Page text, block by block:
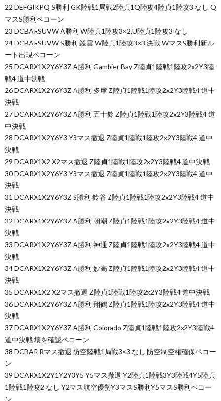
22 DEFGIKPQ S勝利 GK陸戦1局戦2陸貞1Q陸攻4陸貞1陸攻3 なし Q
マスS勝利ペコーン
23 DCBARSUVW A勝利 W陸貞1陸攻3×2,U陸貞1陸攻3 なし
24 DCBARSUVW S勝利 叢雲 W陸貞1陸攻3×3 決戦 WマスS勝利新ル
ート出現ペコーン
25 DCARX1X2Y6Y3Z A勝利 Gambier Bay Z陸貞1陸戦1陸攻2x2Y3陸
戦4 道中決戦
26 DCARX1X2Y6Y3Z A勝利 多摩 Z陸貞1陸戦1陸攻2x2Y3陸戦4 道中
決戦
27 DCARX1X2Y6Y3Z A勝利 五十鈴 Z陸貞1陸戦1陸攻2x2Y3陸戦4 道
中決戦
28 DCARX1X2Y6Y3 Y3マス撤退 Z陸貞1陸戦1陸攻2x2Y3陸戦4 道中
決戦
29 DCARX1X2 X2マス撤退 Z陸貞1陸戦1陸攻2x2Y3陸戦4 道中決戦
30 DCARX1X2Y6Y3 Y3マス撤退 Z陸貞1陸戦1陸攻2x2Y3陸戦4 道中
決戦
31 DCARX1X2Y6Y3Z S勝利 鈴谷 Z陸貞1陸戦1陸攻2x2Y3陸戦4 道中
決戦
32 DCARX1X2Y6Y3Z A勝利 朝潮 Z陸貞1陸戦1陸攻2x2Y3陸戦4 道中
決戦
33 DCARX1X2Y6Y3Z A勝利 神通 Z陸貞1陸戦1陸攻2x2Y3陸戦4 道中
決戦
34 DCARX1X2Y6Y3Z A勝利 妙高 Z陸貞1陸戦1陸攻2x2Y3陸戦4 道中
決戦
35 DCARX1X2 X2マス撤退 Z陸貞1陸戦1陸攻2x2Y3陸戦4 道中決戦
36 DCARX1X2Y6Y3Z A勝利 翔鶴 Z陸貞1陸戦1陸攻2x2Y3陸戦4 道中
決戦
37 DCARX1X2Y6Y3Z A勝利 Colorado Z陸貞1陸戦1陸攻2x2Y3陸戦4
道中決戦 壊を確認ペコーン
38 DCBAR Rマス撤退 防空陸戦1局戦3×3 なし 防空制空権確保ペコー
ン
39 DCARX1X2Y1Y2Y3Y5 Y5マス撤退 Y2陸貞1陸戦3Y3陸戦4Y5陸貞
1陸戦1陸攻2 なし Y2マス航空優勢Y3マスS勝利Y5マスS勝利ペコー
ン